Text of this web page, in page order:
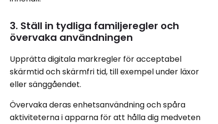
3. Ställ in tydliga familjeregler och
övervaka användningen
Upprätta digitala markregler för acceptabel
skärmtid och skärmfri tid, till exempel under läxor
eller sänggåendet.
Övervaka deras enhetsanvändning och spåra
aktiviteterna i apparna för att hålla dig medveten